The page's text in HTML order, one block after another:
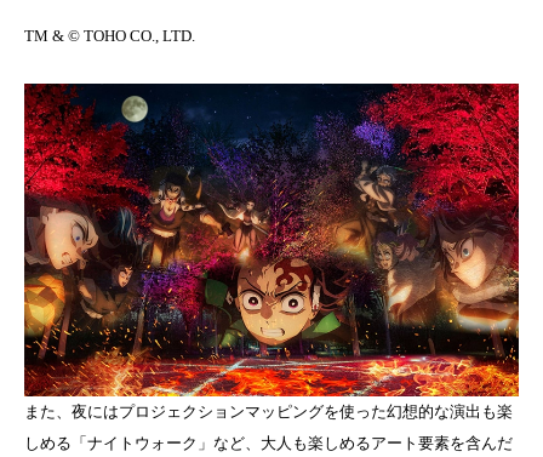
TM & © TOHO CO., LTD.
また、夜にはプロジェクションマッピングを使った幻想的な演出も楽
しめる「ナイトウォーク」など、大人も楽しめるアート要素を含んだ